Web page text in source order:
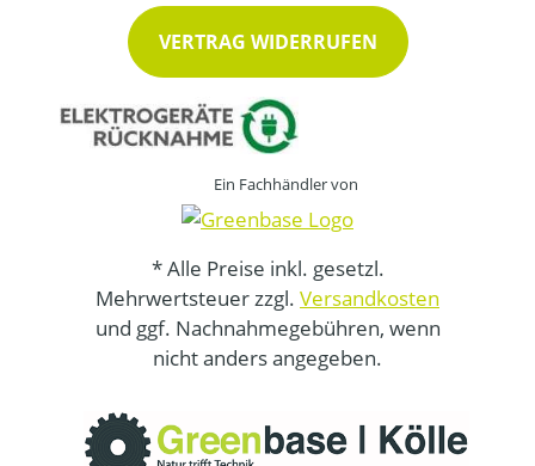
VERTRAG WIDERRUFEN
Ein Fachhändler von
* Alle Preise inkl. gesetzl.
Mehrwertsteuer zzgl. Versandkosten
und ggf. Nachnahmegebühren, wenn
nicht anders angegeben.